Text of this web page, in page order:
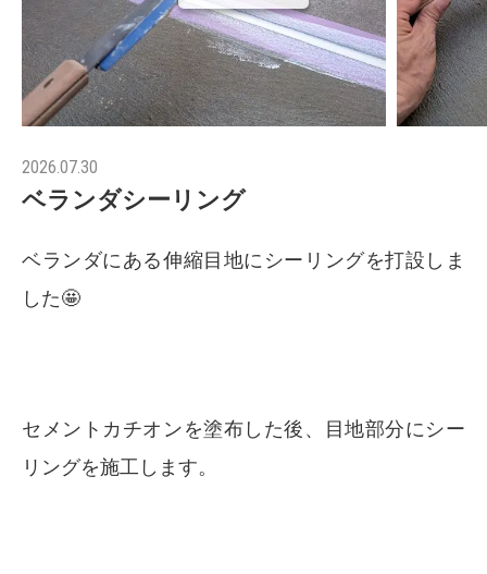
2026.07.30
ベランダシーリング
ベランダにある伸縮目地にシーリングを打設しま
した🤩
セメントカチオンを塗布した後、目地部分にシー
リングを施工します。